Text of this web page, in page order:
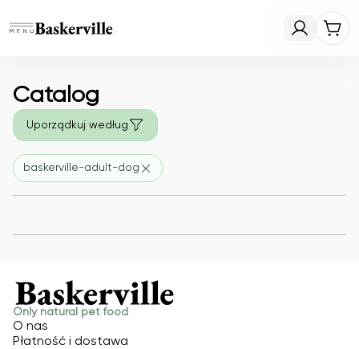
Catalog
Uporządkuj według
baskerville-adult-dog
Only natural pet food
O nas
Płatność i dostawa